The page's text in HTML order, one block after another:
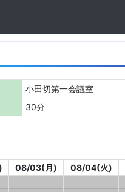
小田切第一会議室
30分
08/03(月) 08/04(火)